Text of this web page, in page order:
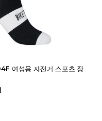
여성용 자전거 스포츠 장